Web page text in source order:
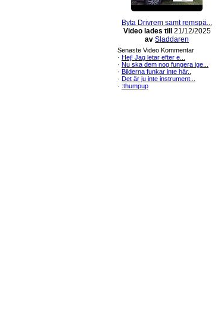
Byta Drivrem samt remspä...
Video lades till
21/12/2025
av Sladdaren
Senaste Video Kommentar
· Hej! Jag letar efter e...
· Nu ska dem nog fungera ige...
· Bilderna funkar inte här..
· Det är ju inte instrument...
· :thumpup